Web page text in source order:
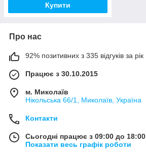
Купити
Про нас
92% позитивних з 335 відгуків за рік
Працює з 30.10.2015
м. Миколаїв
Нікольська 66/1, Миколаїв, Україна
Контакти
Сьогодні працює з 09:00 до 18:00
Показати весь графік роботи